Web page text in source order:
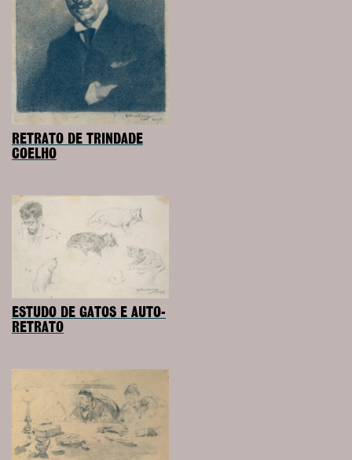
RETRATO DE TRINDADE
COELHO
ESTUDO DE GATOS E AUTO-
RETRATO